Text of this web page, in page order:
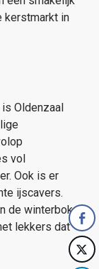
kerstmarkt in
Oldenzaal
vol
Ook is er
ijscavers.
de winterbok
lekkers dat